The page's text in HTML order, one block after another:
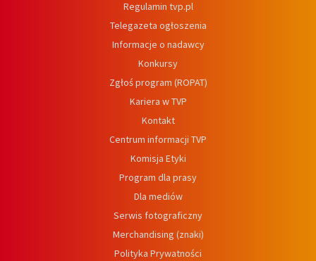
Regulamin tvp.pl
Telegazeta ogłoszenia
Informacje o nadawcy
Konkursy
Zgłoś program (ROPAT)
Kariera w TVP
Kontakt
Centrum informacji TVP
Komisja Etyki
Program dla prasy
Dla mediów
Serwis fotograficzny
Merchandising (znaki)
Polityka Prywatności